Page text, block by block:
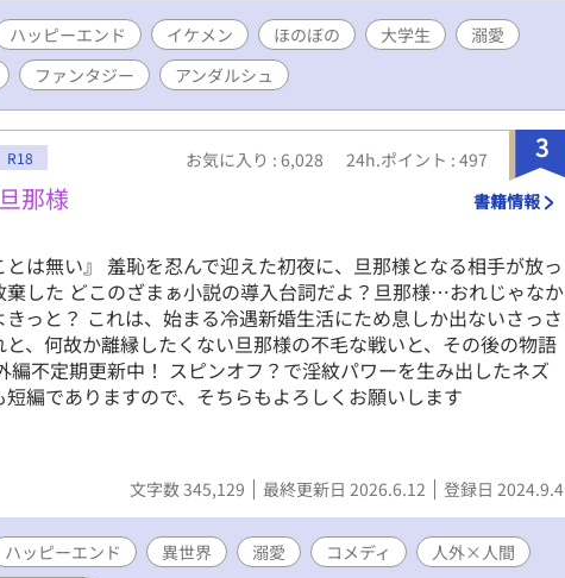
る……？ でもそれは嫌だった。ちゃんと颯と恋をし合っ
て、しっかり気持ちを積み上げた本 当の夫夫になりたい！
そうして慧は颯にちゃんと恋をしてもらうべく、とある作戦
を始める！ 新婚夫夫のあまあまオメガバースBL、ついに書
籍化!! ◆◇◆ 2023/9/9投稿→9/10BLranking15位♡
9/14 12位🥰♡ ベスト10入りありがとうございます💖
9/20 ベスト5入り🥰♡ BL大賞初日6位スタートでした。あ
りがとうございます☺️ 最終結果8位でした🥰 ありがとうご
す。完結できるといいな。よろしくお願いします🩷 初日の
rankingは３位でした✨ありがとうございます( ﾉД`)🩷
2024/11/28 完結しました。 感想など、ありがとうございま
す。 意地っ張りな元αのΩくんが素直になってく様。可愛がっ
て頂けますように♡
ハッピーエンド イケメン ほのぼの 大学生
溺愛
ファンタジー アンダルシュ
3
R18 お気に入り : 6,028 24h.ポイント : 497
那様 書籍情報
とは無い』 羞恥を忍んで迎えた初夜に、旦那様となる相手が放っ
棄した どこのざまぁ小説の導入台詞だよ？旦那様…おれじゃなか
っと？ これは、始まる冷遇新婚生活にため息しか出ないさっさ
と、何故か離縁したくない旦那様の不毛な戦いと、その後の物語
編不定期更新中！ スピンオフ？で淫紋パワーを生み出したネズ
短編でありますので、そちらもよろしくお願いします
文字数 345,129 最終更新日 2026.6.12 登録日 2024.9.4
ハッピーエンド 異世界 溺愛 コメディ
人外×人間